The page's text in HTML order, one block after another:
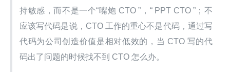
持敏感，而不是一个“嘴炮 CTO ”，“ PPT CTO ”；不
应该写代码是说，CTO 工作的重心不是代码，通过写
代码为公司创造价值是相对低效的，当 CTO 写的代
码出了问题的时候找不到 CTO 怎么办。